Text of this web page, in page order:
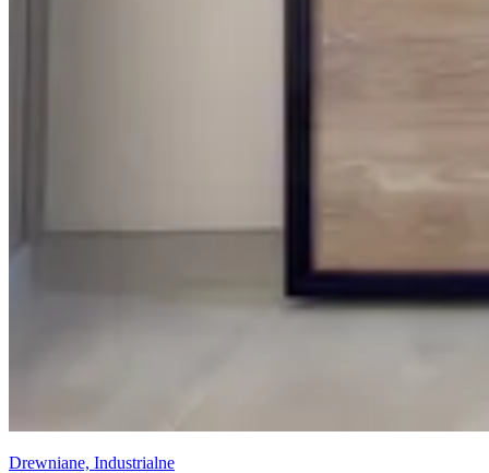
Drewniane, Industrialne